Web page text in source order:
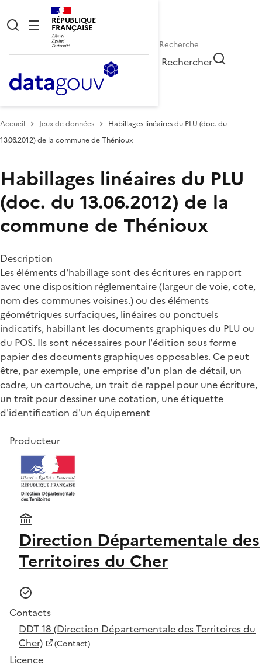
RÉPUBLIQUE
FRANÇAISE
Rechercher
Accueil Jeux de données
Habillages linéaires du PLU (doc. du
13.06.2012) de la commune de Thénioux
Habillages linéaires du PLU
(doc. du 13.06.2012) de la
commune de Thénioux
Description
Les éléments d'habillage sont des écritures en rapport
avec une disposition réglementaire (largeur de voie, cote,
nom des communes voisines.) ou des éléments
géométriques surfaciques, linéaires ou ponctuels
indicatifs, habillant les documents graphiques du PLU ou
du POS. Ils sont nécessaires pour l'édition sous forme
papier des documents graphiques opposables. Ce peut
être, par exemple, une emprise d'un plan de détail, un
cadre, un cartouche, un trait de rappel pour une écriture,
un trait pour dessiner une cotation, une étiquette
d'identification d'un équipement
Producteur
Direction Départementale des
Territoires du Cher
Contacts
DDT 18 (Direction Départementale des Territoires du
Cher)
(Contact)
Licence